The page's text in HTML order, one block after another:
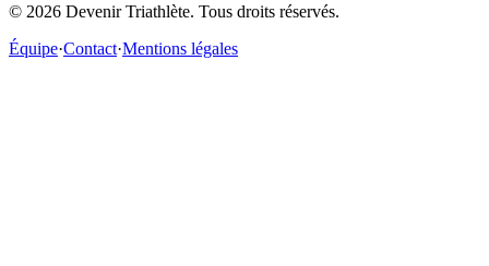
© 2026 Devenir Triathlète. Tous droits réservés.
Équipe·Contact·Mentions légales